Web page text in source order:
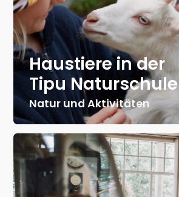
Haustiere in der
Tipu Naturschule
Natur und Aktivitäten